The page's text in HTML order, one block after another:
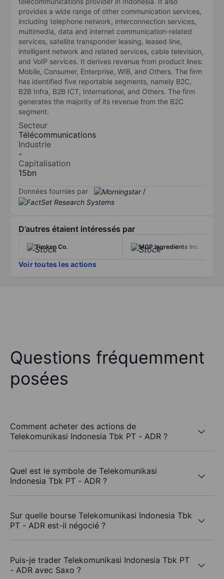
provides a wide range of other communication services,
including telephone network, interconnection services,
multimedia, data and internet communication-related
services, satellite transponder leasing, leased line,
intelligent network and related services, cable television,
and VoIP services. It derives revenue from product lines:
Mobile, Consumer, Enterprise, WIB, and Others. The firm
has identified five reportable segments, namely B2C,
B2B Infra, B2B ICT, International, and Others. The firm
generates the majority of its revenue from the B2C
segment.
Secteur
Télécommunications
Industrie
-
Capitalisation
15bn
Données fournies par /
D’autres étaient intéressés par
Timken Co. MGP Ingredients Inc.
Voir toutes les actions
Questions fréquemment
posées
Comment acheter des actions de
Telekomunikasi Indonesia Tbk PT - ADR ?
Quel est le symbole de Telekomunikasi
Indonesia Tbk PT - ADR ?
Sur quelle bourse Telekomunikasi Indonesia Tbk
PT - ADR est-il négocié ?
Puis-je trader Telekomunikasi Indonesia Tbk PT
- ADR avec Saxo ?